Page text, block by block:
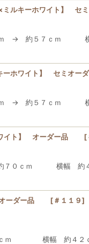
ミルキーホワイト】
約５５ｃｍ → 約
ーホワイト】 セミオ
約５５ｃｍ → 約
イト】 オーダー品 [
ｍ → 約７０ｃｍ
オーダー品 [＃１１９]
高さ 約５５ｃ